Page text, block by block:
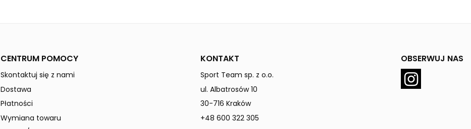
CENTRUM POMOCY
Skontaktuj się z nami
Dostawa
Płatności
Wymiana towaru
KONTAKT
Sport Team sp. z o.o.
ul. Albatrosów 10
30-716 Kraków
+48 600 322 305
OBSERWUJ NAS